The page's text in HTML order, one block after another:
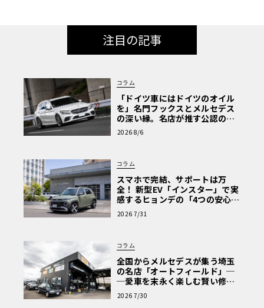
注目の記事
コラム
「ドイツ車にはドイツのオイル
を」名門フックスとメルセデス
の深い縁。名店が推す公認の安
心と、Cクラスで味わうシルキー
な走り〈PR〉
2026 8/6
コラム
スマホで完結、サポートは万
全！ 新型EV「インスター」で実
感するヒョンデの「4つの安心」
【第1回・ヒョンデ6つの疑問：
Why? Hyundai?】〈PR〉
2026 7/31
コラム
全国からメルセデスが集う埼玉
の名店「オートフィールド」─
─愛車を末永く楽しむ賢い修理
術と、プロがフックス製オイル
を選ぶ理由〈PR〉
2026 7/30